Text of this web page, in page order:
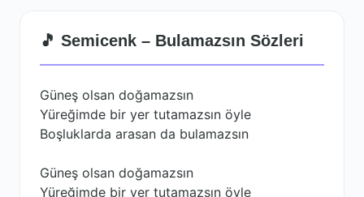
🎵 Semicenk – Bulamazsın Sözleri
Güneş olsan doğamazsın
Yüreğimde bir yer tutamazsın öyle
Boşluklarda arasan da bulamazsın
Güneş olsan doğamazsın
Yüreğimde bir yer tutamazsın öyle